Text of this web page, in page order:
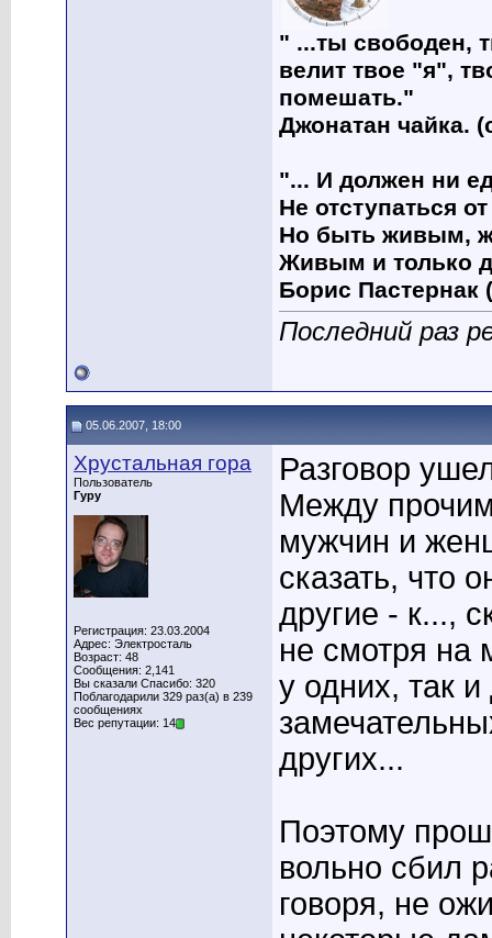
" ...ты свободен,
велит твое "я",
помешать."
Джонатан чайка.
"... И должен ни
Не отступаться
Но быть живым,
Живым и только
Борис Пастернак
Последний раз
05.06.2007, 18:00
Хрустальная гора
Пользователь
Гуру
Регистрация: 23.03.2004
Адрес: Электросталь
Возраст: 48
Сообщения: 2,141
Вы сказали Спасибо: 320
Поблагодарили 329 раз(а) в 239
сообщениях
Вес репутации: 14
Разговор
Между
мужчин и
сказать, что
другие - к...,
не смотря на
у одних, так
других...
Поэтому
вольно сбил
говоря, не